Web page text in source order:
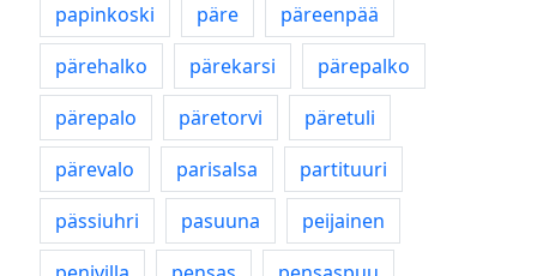
papinkoski
päre
päreenpää
pärehalko
pärekarsi
pärepalko
pärepalo
päretorvi
päretuli
pärevalo
parisalsa
partituuri
pässiuhri
pasuuna
peijainen